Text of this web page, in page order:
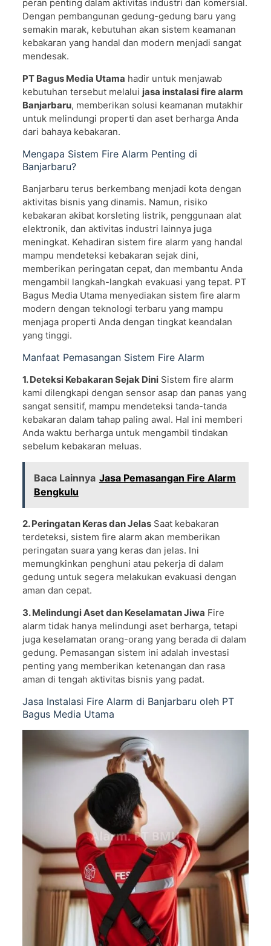
peran penting dalam aktivitas industri dan komersial.
Dengan pembangunan gedung-gedung baru yang
semakin marak, kebutuhan akan sistem keamanan
kebakaran yang handal dan modern menjadi sangat
mendesak.
PT Bagus Media Utama hadir untuk menjawab
kebutuhan tersebut melalui jasa instalasi fire alarm
Banjarbaru, memberikan solusi keamanan mutakhir
untuk melindungi properti dan aset berharga Anda
dari bahaya kebakaran.
Mengapa Sistem Fire Alarm Penting di
Banjarbaru?
Banjarbaru terus berkembang menjadi kota dengan
aktivitas bisnis yang dinamis. Namun, risiko
kebakaran akibat korsleting listrik, penggunaan alat
elektronik, dan aktivitas industri lainnya juga
meningkat. Kehadiran sistem fire alarm yang handal
mampu mendeteksi kebakaran sejak dini,
memberikan peringatan cepat, dan membantu Anda
mengambil langkah-langkah evakuasi yang tepat. PT
Bagus Media Utama menyediakan sistem fire alarm
modern dengan teknologi terbaru yang mampu
menjaga properti Anda dengan tingkat keandalan
yang tinggi.
Manfaat Pemasangan Sistem Fire Alarm
1. Deteksi Kebakaran Sejak DiniSistem fire alarm
kami dilengkapi dengan sensor asap dan panas yang
sangat sensitif, mampu mendeteksi tanda-tanda
kebakaran dalam tahap paling awal. Hal ini memberi
Anda waktu berharga untuk mengambil tindakan
sebelum kebakaran meluas.
Baca Lainnya Jasa Pemasangan Fire Alarm
Bengkulu
2. Peringatan Keras dan JelasSaat kebakaran
terdeteksi, sistem fire alarm akan memberikan
peringatan suara yang keras dan jelas. Ini
memungkinkan penghuni atau pekerja di dalam
gedung untuk segera melakukan evakuasi dengan
aman dan cepat.
3. Melindungi Aset dan Keselamatan Jiwa Fire
alarm tidak hanya melindungi aset berharga, tetapi
juga keselamatan orang-orang yang berada di dalam
gedung. Pemasangan sistem ini adalah investasi
penting yang memberikan ketenangan dan rasa
aman di tengah aktivitas bisnis yang padat.
Jasa Instalasi Fire Alarm di Banjarbaru oleh PT
Bagus Media Utama